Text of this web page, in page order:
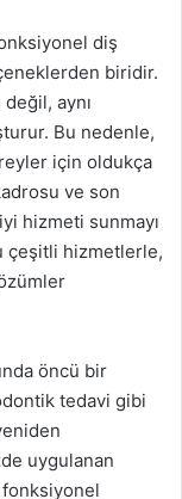
diş
biridir.
aynı
Bu nedenle,
için oldukça
ve son
hizmeti sunmayı
çeşitli hizmetlerle,
öncü bir
tedavi gibi
uygulanan